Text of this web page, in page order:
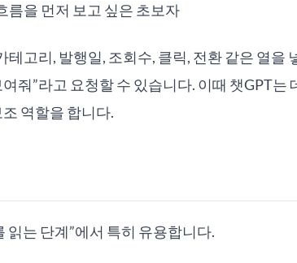
름을 먼저 보고 싶은 초보자
고리, 발행일, 조회수, 클릭, 전환 같은 열을
줘”라고 요청할 수 있습니다. 이때 챗GPT는
역할을 합니다.
읽는 단계”에서 특히 유용합니다.